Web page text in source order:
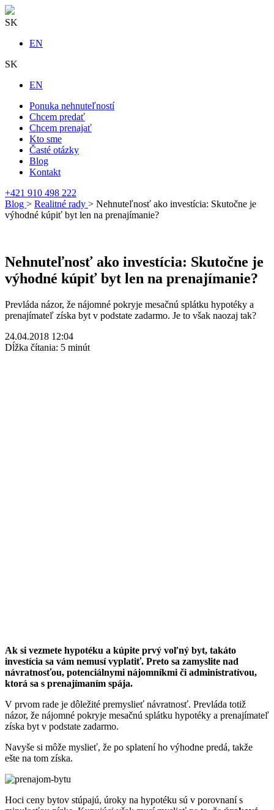
SK
EN
SK
EN
Ponuka nehnuteľností
Chcem predať
Chcem prenajať
Kto sme
Časté otázky
Blog
Kontakt
+421 910 498 222
Blog > Realitné rady > Nehnuteľnosť ako investícia: Skutočne je
výhodné kúpiť byt len na prenajímanie?
Nehnuteľnosť ako investícia: Skutočne je
výhodné kúpiť byt len na prenajímanie?
Prevláda názor, že nájomné pokryje mesačnú splátku hypotéky a
prenajímateľ získa byt v podstate zadarmo. Je to však naozaj tak?
24.04.2018 12:04
Dĺžka čítania: 5 minút
Ak si vezmete hypotéku a kúpite prvý voľný byt, takáto
investícia sa vám nemusí vyplatiť. Preto sa zamyslite nad
návratnosťou, potenciálnymi nájomníkmi či administratívou,
ktorá sa s prenajímaním spája.
V prvom rade je dôležité premyslieť návratnosť. Prevláda totiž
názor, že nájomné pokryje mesačnú splátku hypotéky a prenajímateľ
získa byt v podstate zadarmo.
Navyše si môže myslieť, že po splatení ho výhodne predá, takže
ešte na tom získa.
Hoci ceny bytov stúpajú, úroky na hypotéku sú v porovnaní s